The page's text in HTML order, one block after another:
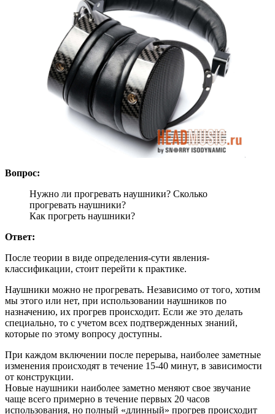
Вопрос:
Нужно ли прогревать наушники? Сколько
прогревать наушники?
Как прогреть наушники?
Ответ:
После теории в виде определения-сути явления-
классификации, стоит перейти к практике.
Наушники можно не прогревать. Независимо от того, хотим
мы этого или нет, при использовании наушников по
назначению, их прогрев происходит. Если же это делать
специально, то с учетом всех подтвержденных знаний,
которые по этому вопросу доступны.
При каждом включении после перерыва, наиболее заметные
изменения происходят в течение 15-40 минут, в зависимости
от конструкции.
Новые наушники наиболее заметно меняют свое звучание
чаще всего примерно в течение первых 20 часов
использования, но полный «длинный» прогрев происходит